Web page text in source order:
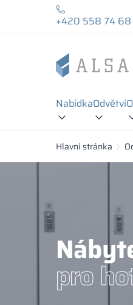
+420 558 74
NabídkaOdvětví
Hlavní stránka
pro